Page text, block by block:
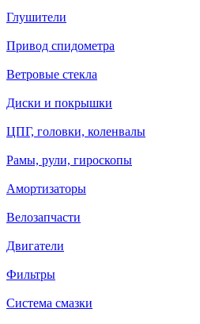
Глушители
Привод спидометра
Ветровые стекла
Диски и покрышки
ЦПГ, головки, коленвалы
Рамы, рули, гироскопы
Амортизаторы
Велозапчасти
Двигатели
Фильтры
Система смазки